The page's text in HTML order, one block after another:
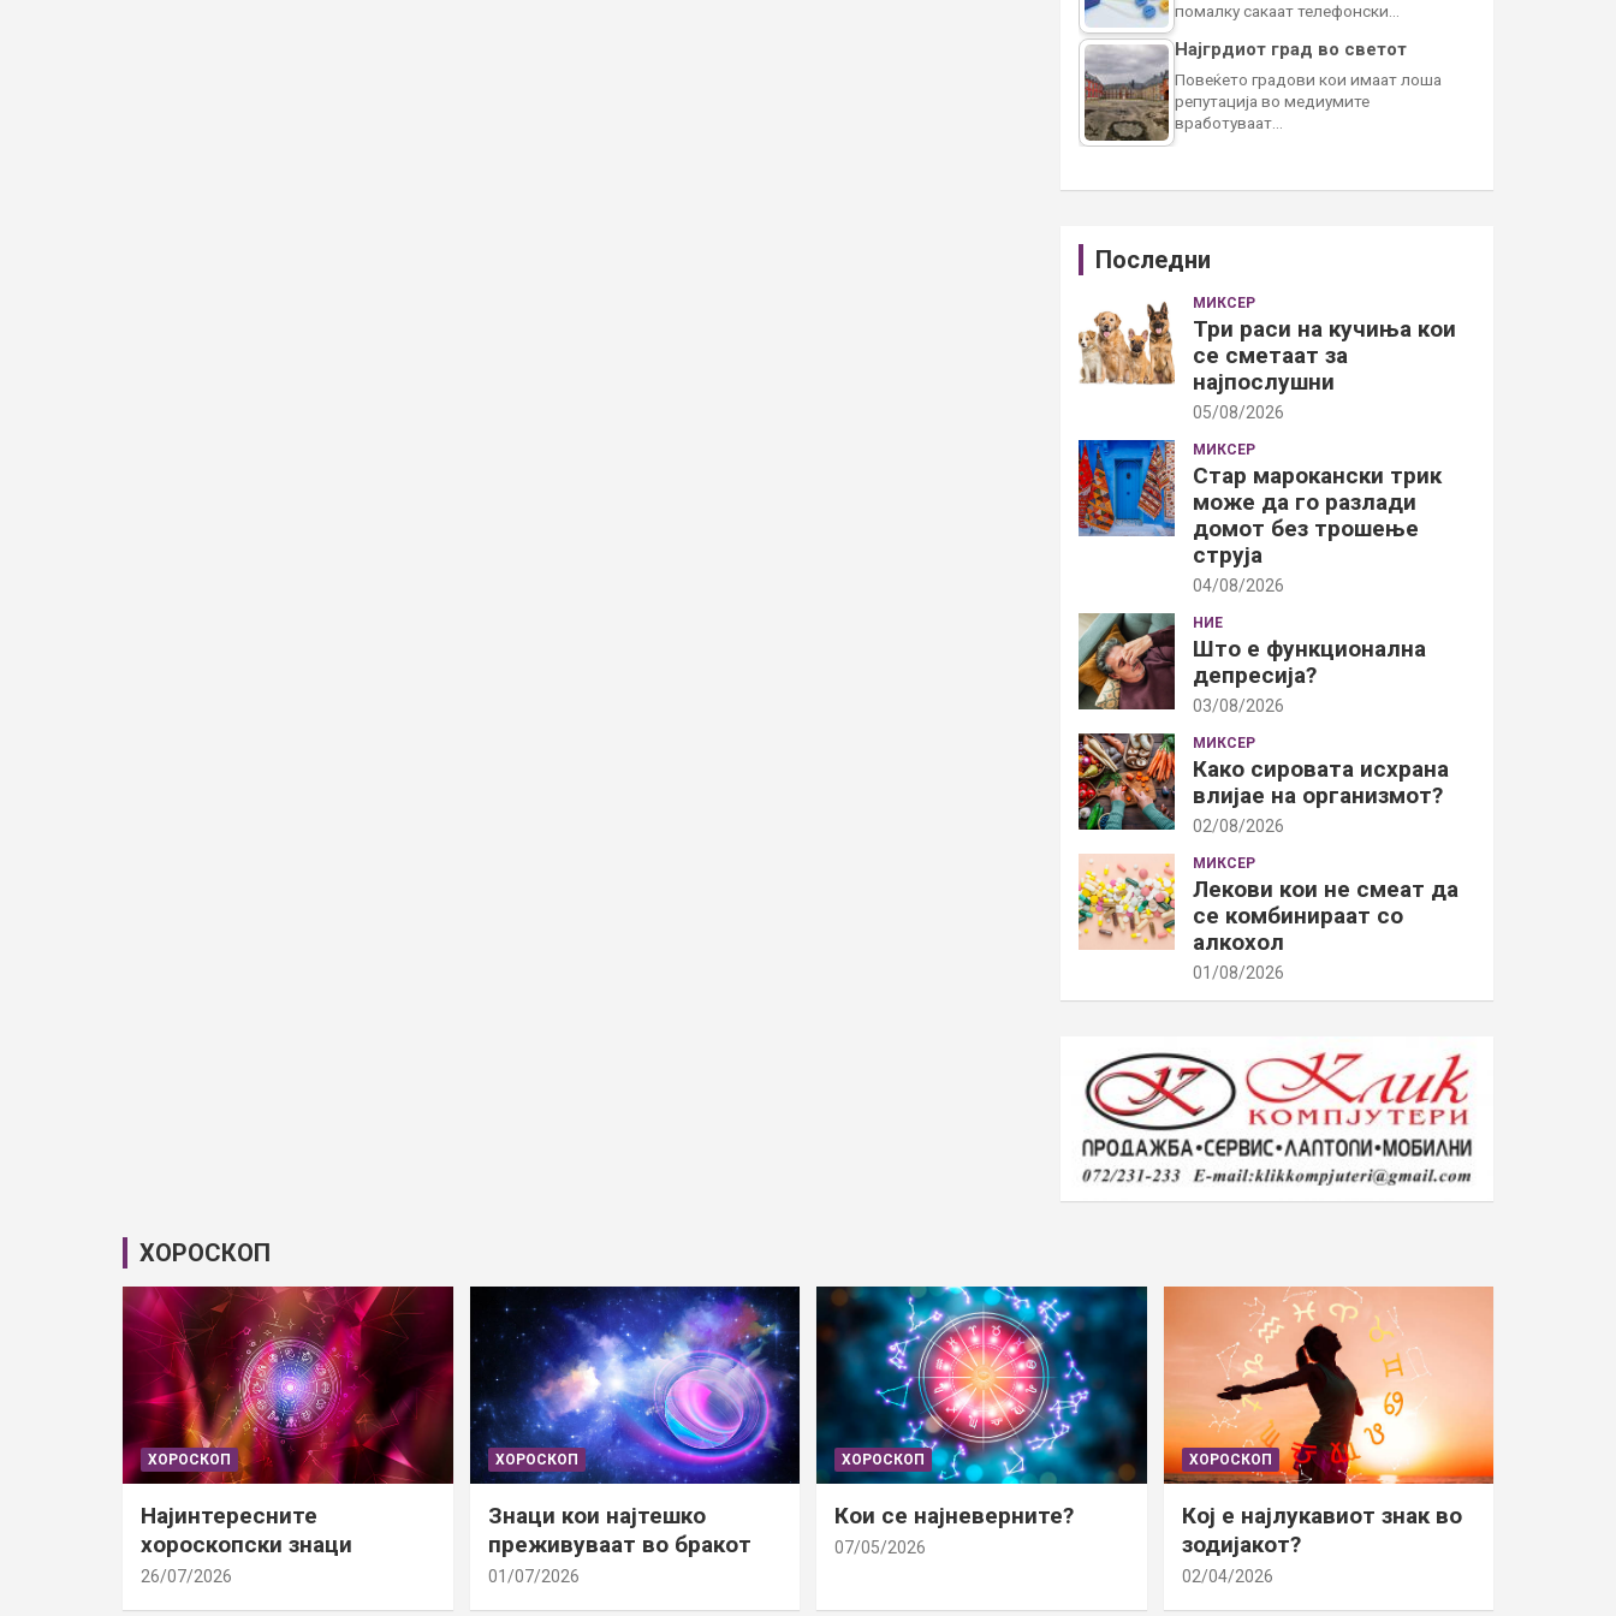
помалку сакаат телефонски…
Најгрдиот град во светот
Повеќето градови кои имаат лоша
репутација во медиумите
вработуваат…
Последни
МИКСЕР
Три раси на кучиња кои
се сметаат за
најпослушни
05/08/2026
МИКСЕР
Стар марокански трик
може да го разлади
домот без трошење
струја
04/08/2026
НИЕ
Што е функционална
депресија?
03/08/2026
МИКСЕР
Како сировата исхрана
влијае на организмот?
02/08/2026
МИКСЕР
Лекови кои не смеат да
се комбинираат со
алкохол
01/08/2026
ХОРОСКОП
ХОРОСКОП
Најинтересните
хороскопски знаци
26/07/2026
ХОРОСКОП
Знаци кои најтешко
преживуваат во бракот
01/07/2026
ХОРОСКОП
Кои се најневерните?
07/05/2026
ХОРОСКОП
Кој е најлукавиот знак во
зодијакот?
02/04/2026